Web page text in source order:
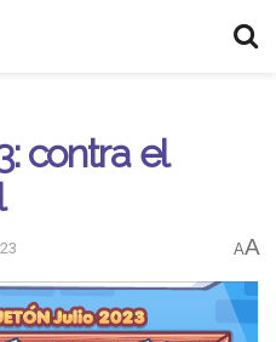
contra el
AA